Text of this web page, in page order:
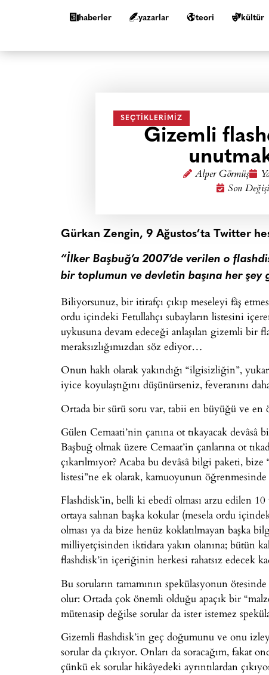
haberler yazarlar teori kültür
SEÇTIKLERIMIZ
Gizemli
Alper Görmüş
Son
Gürkan Zengin, 9 Ağustos’ta Twitter
“İlker Başbuğ’a 2007’de verilen o
bir toplumun ve devletin başına her şey
Biliyorsunuz, bir itirafçı çıkıp meseleyi fâş
ordu içindeki Fetullahçı subayların listesini
uykusuna devam edeceği anlaşılan gizemli
meraksızlığımızdan söz ediyor…
Onun haklı olarak yakındığı “ilgisizliğin”,
iyice koyulaştığını düşünürseniz, feveranını
Ortada bir sürü soru var, tabii en büyüğü ve en
Gülen Cemaati’nin çanına ot tıkayacak
Başbuğ olmak üzere Cemaat’in çanlarına ot
çıkarılmıyor? Acaba bu devâsâ bilgi paketi,
listesi”ne ek olarak, kamuoyunun
Flashdisk’in, belli ki ebedî olması arzu edilen
ortaya salınan başka kokular (mesela ordu
olması ya da bize henüz koklatılmayan başka
milliyetçisinden iktidara yakın olanına; bütün
flashdisk’in içeriğinin herkesi rahatsız edecek
Bu soruların tamamının spekülasyonun
olur: Ortada çok önemli olduğu apaçık bir
mütenasip değilse sorular da ister istemez
Gizemli flashdisk’in geç doğumunu ve onu
sorular da çıkıyor. Onları da soracağım,
çünkü ek sorular hikâyedeki ayrıntılardan